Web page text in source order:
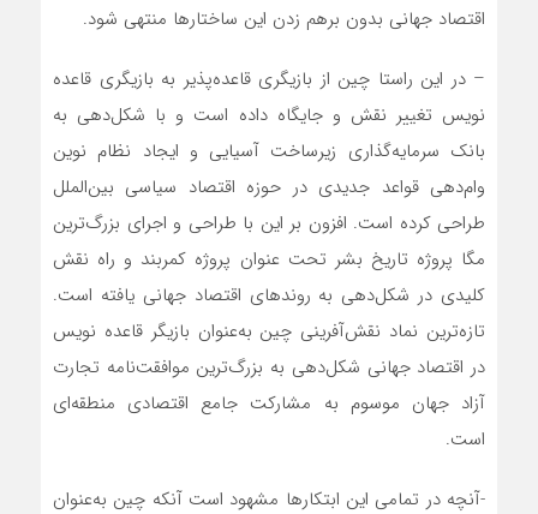
اقتصاد جهانی بدون برهم زدن این ساختارها منتهی شود.
– در این راستا چین از بازیگری قاعده‌پذیر به بازیگری قاعده
نویس تغییر نقش و جایگاه داده است و با شکل‌دهی به
بانک سرمایه‌گذاری زیرساخت آسیایی و ایجاد نظام نوین
وام‌دهی قواعد جدیدی در حوزه اقتصاد سیاسی بین‌الملل
طراحی کرده است. افزون بر این با طراحی و اجرای بزرگ‌ترین
مگا پروژه تاریخ بشر تحت عنوان پروژه کمربند و راه نقش
کلیدی در شکل‌دهی به روندهای اقتصاد جهانی یافته است.
تازه‌ترین نماد نقش‌آفرینی چین به‌عنوان بازیگر قاعده نویس
در اقتصاد جهانی شکل‌دهی به بزرگ‌ترین موافقت‌نامه تجارت
آزاد جهان موسوم به مشارکت جامع اقتصادی منطقه‌ای
است.
-آنچه در تمامی این ابتکارها مشهود است آنکه چین به‌عنوان